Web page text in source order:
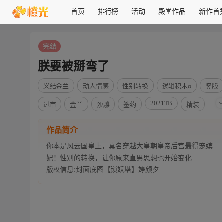
首页 排行榜 活动 殿堂作品 新作首
朕要被掰弯了
义结金兰 动人情感 性别转换 逻辑积木α 竖版
过审 金兰 沙雕 签约 2021TB 精装
作品简介
你本是风云国皇上，莫名穿越大皇朝皇帝后宫最得宠嫔
妃！性别的转换，让你原来直男思想也开始变化…
版权信息:封面底图【锁妖塔】婷颜夕